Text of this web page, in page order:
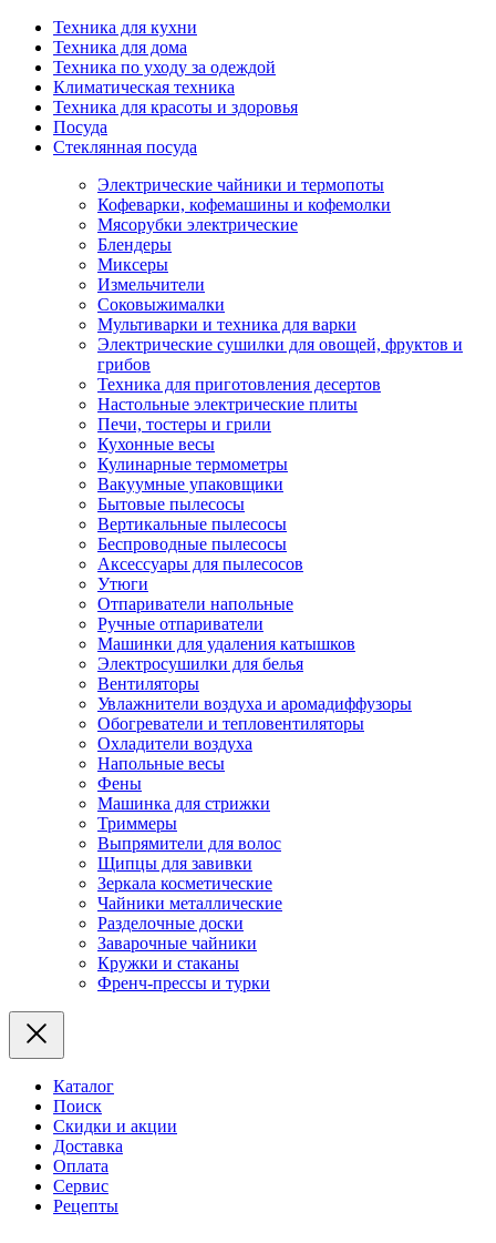
Техника для кухни
Техника для дома
Техника по уходу за одеждой
Климатическая техника
Техника для красоты и здоровья
Посуда
Стеклянная посуда
Электрические чайники и термопоты
Кофеварки, кофемашины и кофемолки
Мясорубки электрические
Блендеры
Миксеры
Измельчители
Соковыжималки
Мультиварки и техника для варки
Электрические сушилки для овощей, фруктов и
грибов
Техника для приготовления десертов
Настольные электрические плиты
Печи, тостеры и грили
Кухонные весы
Кулинарные термометры
Вакуумные упаковщики
Бытовые пылесосы
Вертикальные пылесосы
Беспроводные пылесосы
Аксессуары для пылесосов
Утюги
Отпариватели напольные
Ручные отпариватели
Машинки для удаления катышков
Электросушилки для белья
Вентиляторы
Увлажнители воздуха и аромадиффузоры
Обогреватели и тепловентиляторы
Охладители воздуха
Напольные весы
Фены
Машинка для стрижки
Триммеры
Выпрямители для волос
Щипцы для завивки
Зеркала косметические
Чайники металлические
Разделочные доски
Заварочные чайники
Кружки и стаканы
Френч-прессы и турки
Каталог
Поиск
Скидки и акции
Доставка
Оплата
Сервис
Рецепты